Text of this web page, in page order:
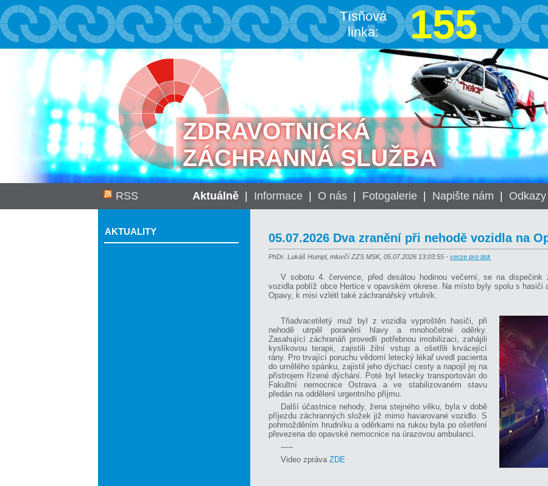
Tísňová
linka:
155
ZDRAVOTNICKÁ
ZÁCHRANNÁ SLUŽBA
RSS Aktuálně Informace O nás Fotogalerie Napište nám Odkazy
AKTUALITY 05.07.2026 Dva zranění při nehodě vozidla na
PhDr. Lukáš Humpl, mluvčí ZZS MSK, 05.07.2026 13:03:55 - verze pro tisk
V sobotu 4. července, před desátou hodinou večerní, se na dispečink
vozidla poblíž obce Hertice v opavském okrese. Na místo byly spolu s
Opavy, k misi vzlétl také záchranářský vrtulník.
Třiadvacetiletý muž byl z vozidla vyproštěn hasiči, při
nehodě utrpěl poranění hlavy a mnohočetné oděrky.
Zasahující záchranáři provedli potřebnou imobilizaci, zahájili
kyslíkovou terapii, zajistili žilní vstup a ošetřili krvácející
rány. Pro trvající poruchu vědomí letecký lékař uvedl pacienta
do umělého spánku, zajistil jeho dýchací cesty a napojil jej na
přístrojem řízené dýchání. Poté byl letecky transportován do
Fakultní nemocnice Ostrava a ve stabilizovaném stavu
předán na oddělení urgentního příjmu.
Další účastnice nehody, žena stejného věku, byla v době
příjezdu záchranných složek již mimo havarované vozidlo. S
pohmožděním hrudníku a oděrkami na rukou byla po ošetření
převezena do opavské nemocnice na úrazovou ambulanci.
-----
Video zpráva ZDE